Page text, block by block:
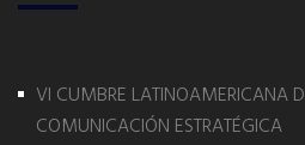
VI CUMBRE LATINOAMERICANA
COMUNICACIÓN ESTRATÉGICA